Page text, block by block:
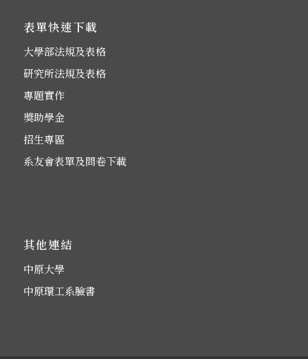
表單快速下載
大學部法規及表格
研究所法規及表格
專題實作
獎助學金
招生專區
系友會表單及問卷下載
其他連結
中原大學
中原環工系臉書